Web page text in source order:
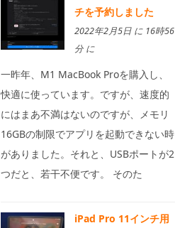
チを予約しました
2022年2月5日 に 16時56
分 に
一昨年、M1 MacBook Proを購入し、
快適に使っています。ですが、速度的
にはまあ不満はないのですが、メモリ
16GBの制限でアプリを起動できない時
がありました。それと、USBポートが2
つだと、若干不便です。 そのた
iPad Pro 11インチ用